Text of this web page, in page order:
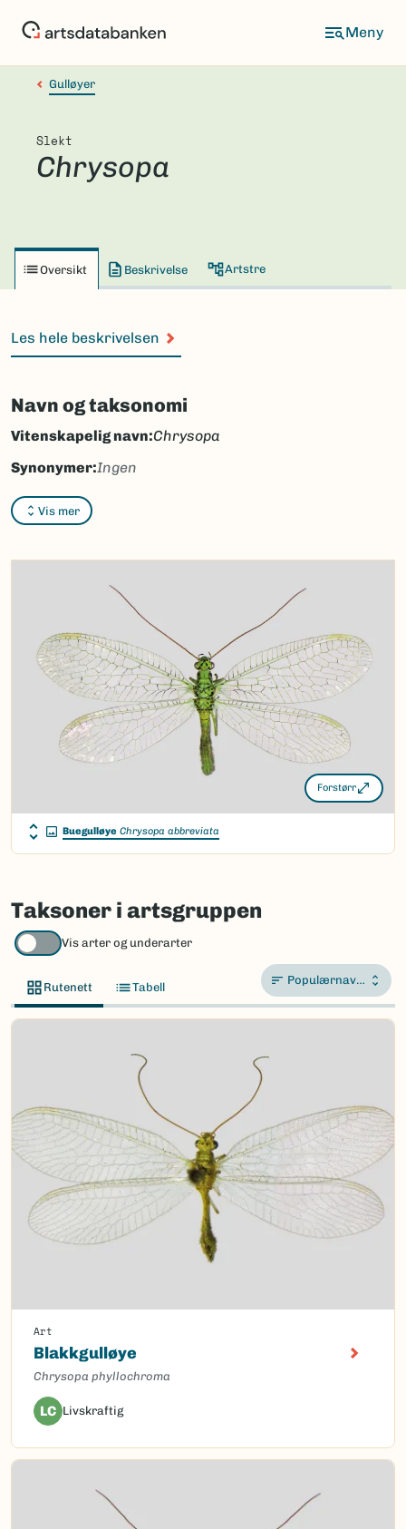
Gulløyer
Slekt
Chrysopa
Oversikt Beskrivelse Artstre
Les hele beskrivelsen
Navn og taksonomi
Vis mer
Vitenskapelig navn:Chrysopa
Synonymer:Ingen
Bokmål:Ingen
Nynorsk:Ingen
Nordsamisk/Davvisámegiella:Ingen
Vitenskapelig navn ID:
Gå til Nortaxa for flere detaljer
(Ekstern lenke)
Forstørr
Buegulløye Chrysopa abbreviata
Taksoner i artsgruppen
Vis arter og underarter
Rutenett Tabell Populærnavn A-Å
Art
Blakkgulløye
Chrysopa phyllochroma
LC Livskraftig